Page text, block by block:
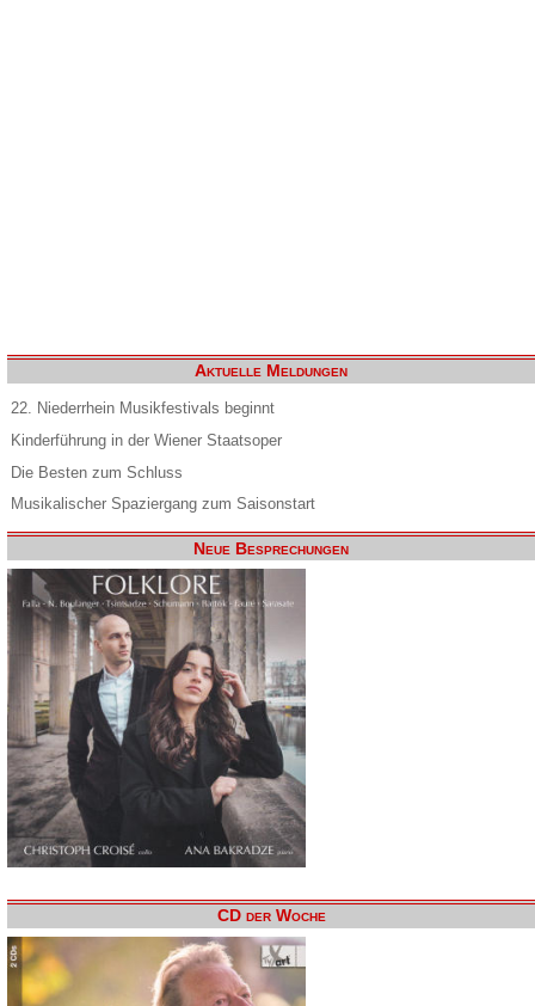
Aktuelle Meldungen
22. Niederrhein Musikfestivals beginnt
Kinderführung in der Wiener Staatsoper
Die Besten zum Schluss
Musikalischer Spaziergang zum Saisonstart
Neue Besprechungen
CD der Woche